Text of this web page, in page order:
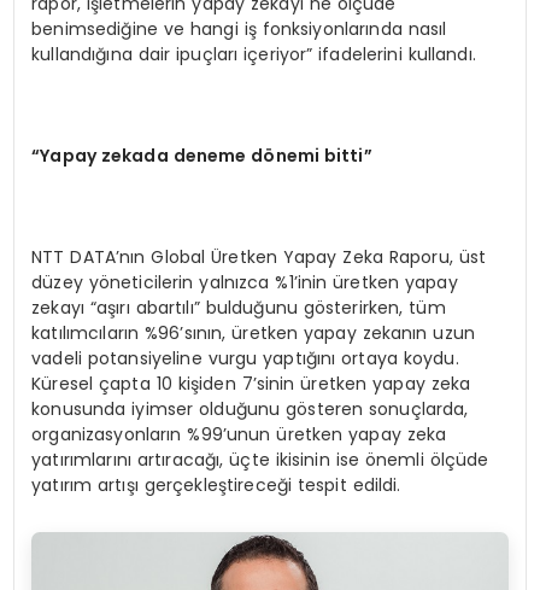
benimsediğine ve hangi iş fonksiyonlarında nasıl
kullandığına dair ipuçları içeriyor” ifadelerini kullandı.
“Yapay zekada deneme dönemi bitti”
NTT DATA’nın Global Üretken Yapay Zeka Raporu, üst
düzey yöneticilerin yalnızca %1’inin üretken yapay
zekayı “aşırı abartılı” bulduğunu gösterirken, tüm
katılımcıların %96’sının, üretken yapay zekanın uzun
vadeli potansiyeline vurgu yaptığını ortaya koydu.
Küresel çapta 10 kişiden 7’sinin üretken yapay zeka
konusunda iyimser olduğunu gösteren sonuçlarda,
organizasyonların %99’unun üretken yapay zeka
yatırımlarını artıracağı, üçte ikisinin ise önemli ölçüde
yatırım artışı gerçekleştireceği tespit edildi.